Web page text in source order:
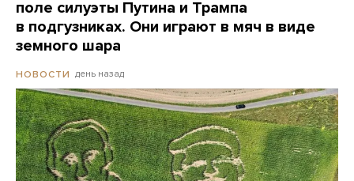
поле силуэты Путина и Трампа
в подгузниках. Они играют в мяч в виде
земного шара
НОВОСТИ день назад